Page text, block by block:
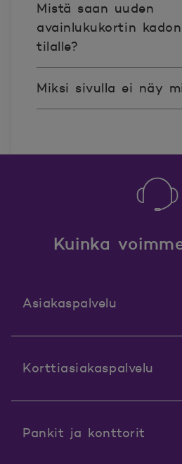
Mistä saan uuden
avainlukukortin
tilalle?
Miksi sivulla ei näy
Kuinka
Asiakaspalvelu
Korttiasiakaspalvelu
Pankit ja konttorit